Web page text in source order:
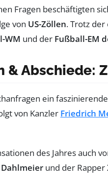
Fragen beschäftigten
von US-Zöllen. Trotz
WM und der Fußball-EM
& Abschiede:
ein
von Kanzler Friedrich
des Jahres auch
und der Rapper